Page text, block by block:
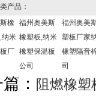
产品：
橡
纳米
厂
福州奥美斯
橡塑板,纳米
橡塑保温板
公司
福州奥美
塑板厂家
橡塑隔音
司
： 阻燃橡塑